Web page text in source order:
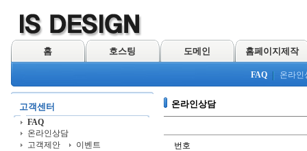
홈 호스팅 도메인 홈페이지제작
FAQ 온라인
고객센터
FAQ
온라인상담
고객제안
이벤트
온라인상담
번호